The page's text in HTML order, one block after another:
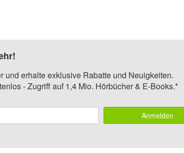
und erhalte exklusive Rabatte und Neuigkeiten.
- Zugriff auf 1,4 Mio. Hörbücher & E-Books.*
Anmelden